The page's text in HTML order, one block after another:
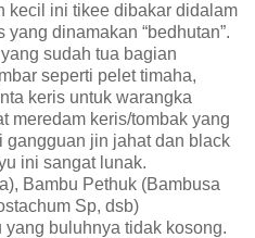
kecil ini tikee dibakar didalam
dinamakan “bedhutan”.
sudah tua bagian
seperti pelet timaha,
keris untuk warangka
meredam keris/tombak yang
gangguan jin jahat dan black
ini sangat lunak.
Bambu Pethuk (Bambusa
Sp, dsb)
buluhnya tidak kosong.